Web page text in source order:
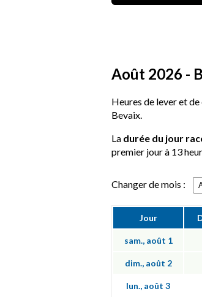
Août 2026 -
Heures de lever et
Bevaix.
La durée du jour
premier jour à 13
Changer de mois :
Jour
sam., août 1
dim., août 2
lun., août 3